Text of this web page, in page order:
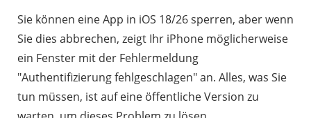
Sie können eine App in iOS 18/26 sperren, aber wenn
Sie dies abbrechen, zeigt Ihr iPhone möglicherweise
ein Fenster mit der Fehlermeldung
"Authentifizierung fehlgeschlagen" an. Alles, was Sie
tun müssen, ist auf eine öffentliche Version zu